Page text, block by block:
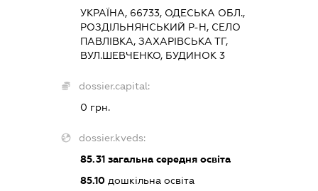
УКРАЇНА, 66733, ОДЕСЬКА ОБЛ.,
РОЗДІЛЬНЯНСЬКИЙ Р-Н, СЕЛО
ПАВЛІВКА, ЗАХАРІВСЬКА ТГ,
ВУЛ.ШЕВЧЕНКО, БУДИНОК 3
dossier.capital:
0 грн.
dossier.kveds:
85.31загальна середня освіта
85.10дошкільна освіта